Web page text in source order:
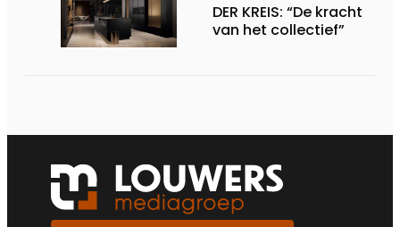
DER KREIS: “De kracht
van het collectief”